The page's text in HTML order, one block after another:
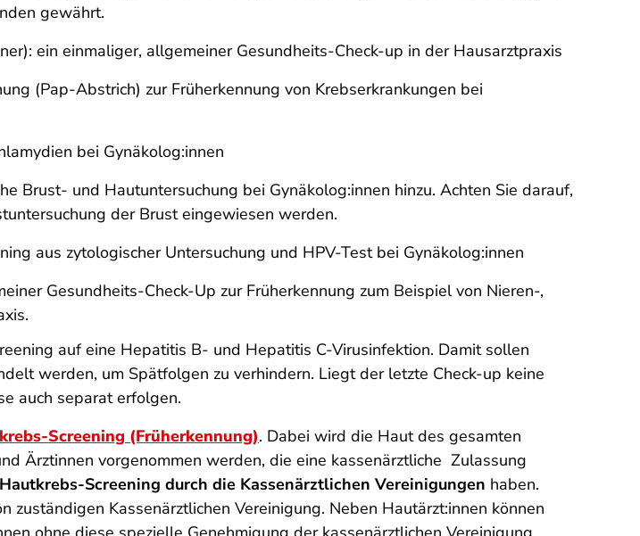
gewährt.
ein einmaliger, allgemeiner Gesundheits-Check-up in der Hausarztpraxis
(Pap-Abstrich) zur Früherkennung von Krebserkrankungen bei
bei Gynäkolog:innen
Brust- und Hautuntersuchung bei Gynäkolog:innen hinzu. Achten Sie darauf,
der Brust eingewiesen werden.
aus zytologischer Untersuchung und HPV-Test bei Gynäkolog:innen
Gesundheits-Check-Up zur Früherkennung zum Beispiel von Nieren-,
auf eine Hepatitis B- und Hepatitis C-Virusinfektion. Damit sollen
werden, um Spätfolgen zu verhindern. Liegt der letzte Check-up keine
auch separat erfolgen.
Screening (Früherkennung). Dabei wird die Haut des gesamten
Ärztinnen vorgenommen werden, die eine kassenärztliche Zulassung
Screening durch die Kassenärztlichen Vereinigungen haben.
Kassenärztlichen Vereinigung. Neben Hautärzt:innen können